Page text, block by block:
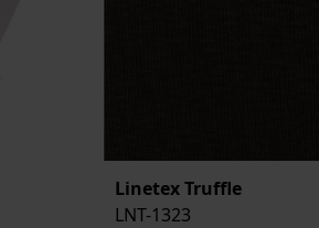
Linetex Truffle
LNT-1323